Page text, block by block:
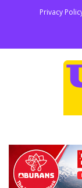
Privacy